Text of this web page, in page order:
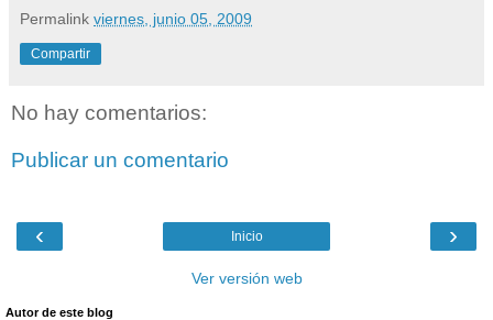
Permalink viernes, junio 05, 2009
Compartir
No hay comentarios:
Publicar un comentario
‹ ›
Inicio
Ver versión web
Autor de este blog